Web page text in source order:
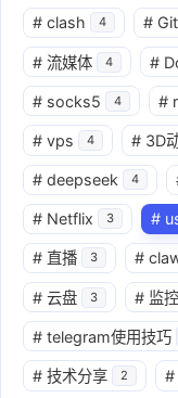
# clash 4 #
# 流媒体 4 #
# socks5 4 #
# vps 4 # 3D
# deepseek 4
# Netflix 3 #
# 直播 3 #
# 云盘 3 # 监控
# telegram使用技巧
# 技术分享 2 #